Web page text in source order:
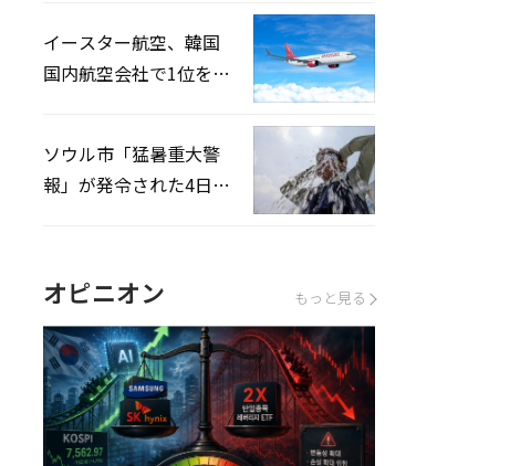
イースター航空、韓国
国内航空会社で1位を記
ソウル市「猛暑重大警
報」が発令された4日、
オピニオン もっと見る